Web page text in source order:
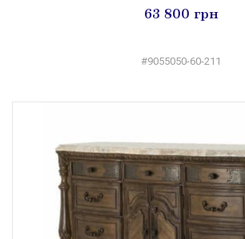
63 800 грн
#9055050-60-211